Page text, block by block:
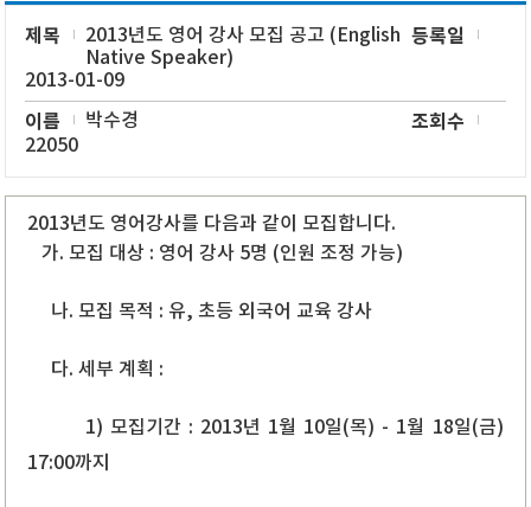
제목
2013년도 영어 강사 모집 공고 (English
Native Speaker)
등록일
2013-01-09
이름 박수경 조회수
22050
2013년도 영어강사를 다음과 같이 모집합니다.
가. 모집 대상 : 영어 강사 5명 (인원 조정 가능)
나. 모집 목적 : 유, 초등 외국어 교육 강사
다. 세부 계획 :
1) 모집기간 : 2013년 1월 10일(목) - 1월 18일(금)
17:00까지